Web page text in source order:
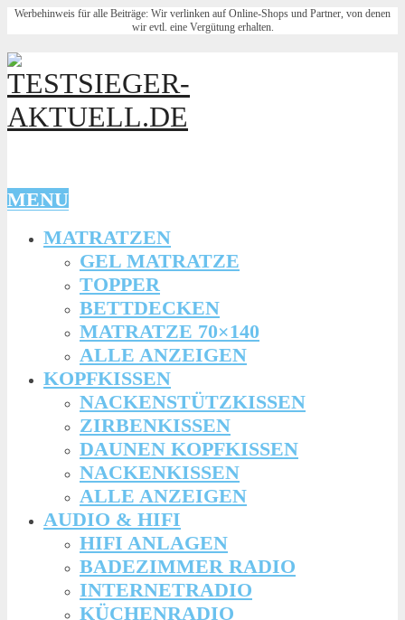
Werbehinweis für alle Beiträge: Wir verlinken auf Online-Shops und Partner, von denen
wir evtl. eine Vergütung erhalten.
MENU
MATRATZEN
GEL MATRATZE
TOPPER
BETTDECKEN
MATRATZE 70×140
ALLE ANZEIGEN
KOPFKISSEN
NACKENSTÜTZKISSEN
ZIRBENKISSEN
DAUNEN KOPFKISSEN
NACKENKISSEN
ALLE ANZEIGEN
AUDIO & HIFI
HIFI ANLAGEN
BADEZIMMER RADIO
INTERNETRADIO
KÜCHENRADIO